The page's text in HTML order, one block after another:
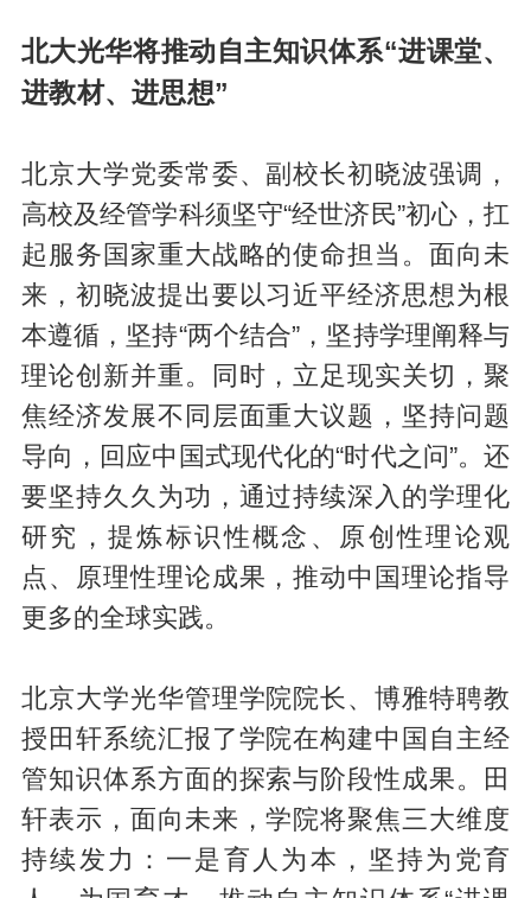
北大光华将推动自主知识体系“进课堂、
进教材、进思想”
北京大学党委常委、副校长初晓波强调，
高校及经管学科须坚守“经世济民”初心，扛
起服务国家重大战略的使命担当。面向未
来，初晓波提出要以习近平经济思想为根
本遵循，坚持“两个结合”，坚持学理阐释与
理论创新并重。同时，立足现实关切，聚
焦经济发展不同层面重大议题，坚持问题
导向，回应中国式现代化的“时代之问”。还
要坚持久久为功，通过持续深入的学理化
研究，提炼标识性概念、原创性理论观
点、原理性理论成果，推动中国理论指导
更多的全球实践。
北京大学光华管理学院院长、博雅特聘教
授田轩系统汇报了学院在构建中国自主经
管知识体系方面的探索与阶段性成果。田
轩表示，面向未来，学院将聚焦三大维度
持续发力：一是育人为本，坚持为党育